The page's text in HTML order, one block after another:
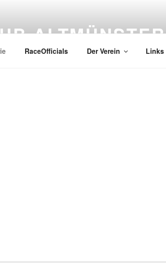
ALTMÜNSTER
RaceOfficials Der Verein Links